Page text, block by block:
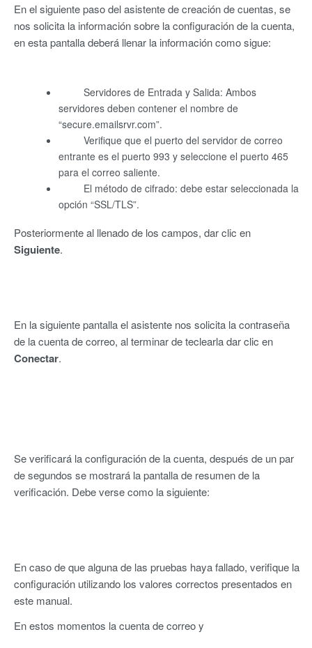
En el siguiente paso del asistente de creación de cuentas, se
nos solicita la información sobre la configuración de la cuenta,
en esta pantalla deberá llenar la información como sigue:
Servidores de Entrada y Salida: Ambos
servidores deben contener el nombre de
“secure.emailsrvr.com”.
Verifique que el puerto del servidor de correo
entrante es el puerto 993 y seleccione el puerto 465
para el correo saliente.
El método de cifrado: debe estar seleccionada la
opción “SSL/TLS”.
Posteriormente al llenado de los campos, dar clic en
Siguiente.
En la siguiente pantalla el asistente nos solicita la contraseña
de la cuenta de correo, al terminar de teclearla dar clic en
Conectar.
Se verificará la configuración de la cuenta, después de un par
de segundos se mostrará la pantalla de resumen de la
verificación. Debe verse como la siguiente:
En caso de que alguna de las pruebas haya fallado, verifique la
configuración utilizando los valores correctos presentados en
este manual.
En estos momentos la cuenta de correo y